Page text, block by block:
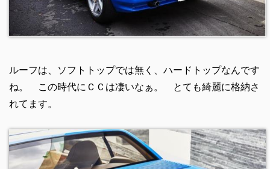
ルーフは、ソフトトップでは無く、ハードトップなんです
ね。 この時代にＣＣは凄いなぁ。 とても綺麗に格納さ
れてます。